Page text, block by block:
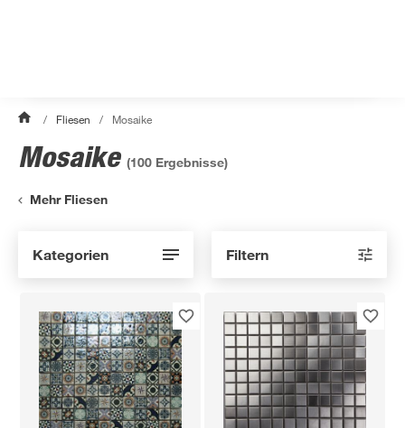
/ Fliesen / Mosaike
Mosaike (100 Ergebnisse)
Mehr Fliesen
Kategorien Filtern